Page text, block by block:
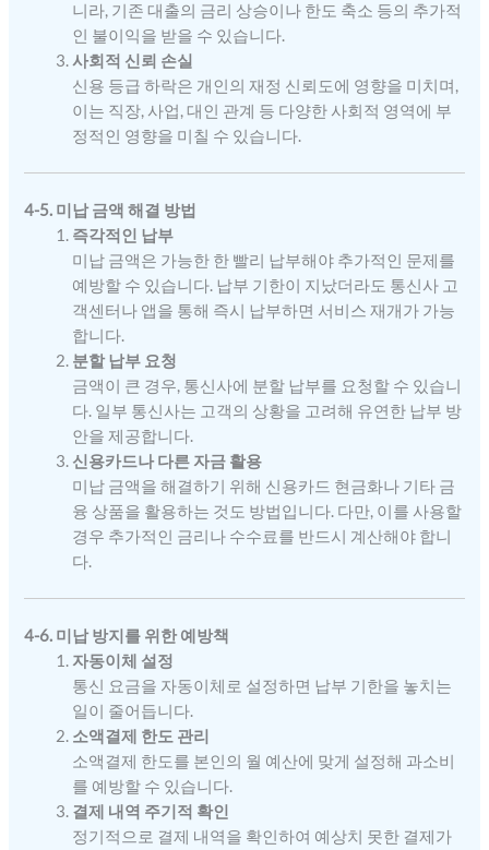
니라, 기존 대출의 금리 상승이나 한도 축소 등의 추가적
인 불이익을 받을 수 있습니다.
사회적 신뢰 손실
신용 등급 하락은 개인의 재정 신뢰도에 영향을 미치며,
이는 직장, 사업, 대인 관계 등 다양한 사회적 영역에 부
정적인 영향을 미칠 수 있습니다.
4-5. 미납 금액 해결 방법
즉각적인 납부
미납 금액은 가능한 한 빨리 납부해야 추가적인 문제를
예방할 수 있습니다. 납부 기한이 지났더라도 통신사 고
객센터나 앱을 통해 즉시 납부하면 서비스 재개가 가능
합니다.
분할 납부 요청
금액이 큰 경우, 통신사에 분할 납부를 요청할 수 있습니
다. 일부 통신사는 고객의 상황을 고려해 유연한 납부 방
안을 제공합니다.
신용카드나 다른 자금 활용
미납 금액을 해결하기 위해 신용카드 현금화나 기타 금
융 상품을 활용하는 것도 방법입니다. 다만, 이를 사용할
경우 추가적인 금리나 수수료를 반드시 계산해야 합니
다.
4-6. 미납 방지를 위한 예방책
자동이체 설정
통신 요금을 자동이체로 설정하면 납부 기한을 놓치는
일이 줄어듭니다.
소액결제 한도 관리
소액결제 한도를 본인의 월 예산에 맞게 설정해 과소비
를 예방할 수 있습니다.
결제 내역 주기적 확인
정기적으로 결제 내역을 확인하여 예상치 못한 결제가